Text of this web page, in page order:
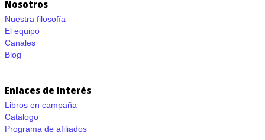
Nosotros
Nuestra filosofía
El equipo
Canales
Blog
Enlaces de interés
Libros en campaña
Catálogo
Programa de afiliados